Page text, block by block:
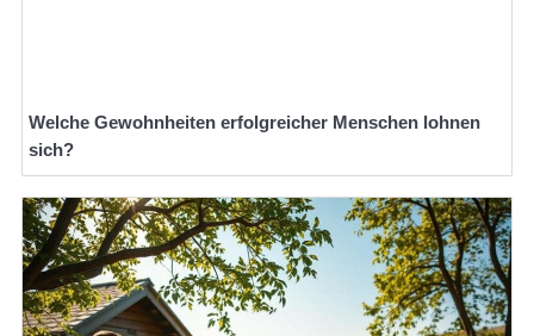
Welche Gewohnheiten erfolgreicher Menschen lohnen
sich?